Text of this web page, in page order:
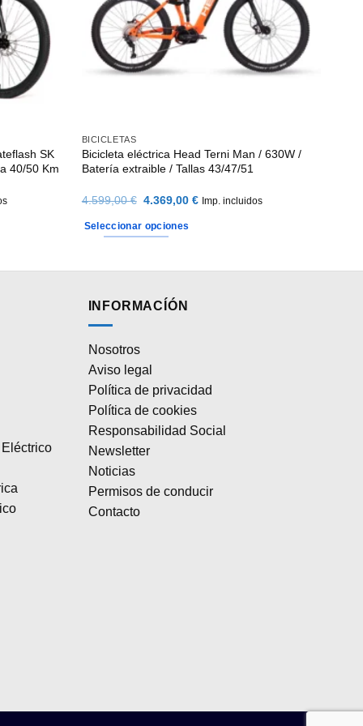
SK
40/50 Km
BICICLETAS
Bicicleta eléctrica Head Terni Man / 630W /
Batería extraible / Tallas 43/47/51
4.599,00€ El
original
era:
4.369,00€ElImp. incluidos
Seleccionar opciones
múltiples
opciones
se
pueden
elegir
en
página
de
producto
INFORMACÍÓN
Nosotros
Aviso legal
Política de privacidad
Política de cookies
Responsabilidad Social
Newsletter
Noticias
Permisos de conducir
Contacto